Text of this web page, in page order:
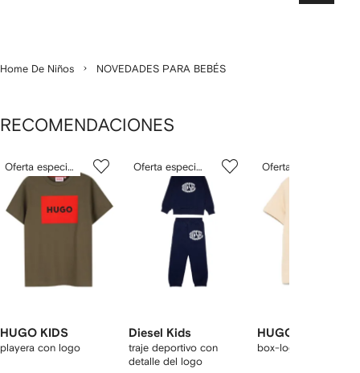
Home De Niños NOVEDADES PARA BEBÉS
RECOMENDACIONES
de
Oferta especial
HUGO KIDS
playera con logo
de
Oferta especial
Diesel Kids
traje deportivo con
detalle del logo
de
HUGO KIDS
box-logo cotton T-